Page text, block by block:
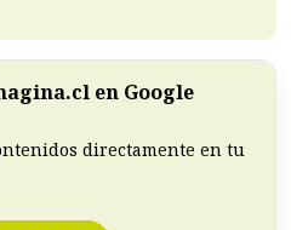
en Google
directamente en tu